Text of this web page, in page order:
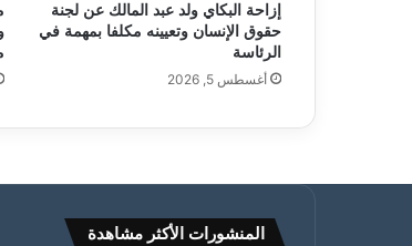
إزاحة البكاي ولد عبد المالك عن لجنة
حقوق الإنسان وتعيينه مكلفا بمهمة في
الرئاسة
أغسطس 5, 2026
المنشورات الأكثر مشاهدة